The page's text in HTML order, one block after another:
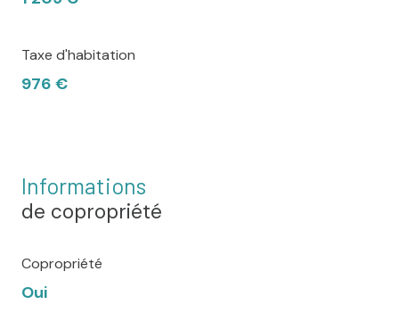
Taxe d'habitation
976 €
Informations
de copropriété
Copropriété
Oui